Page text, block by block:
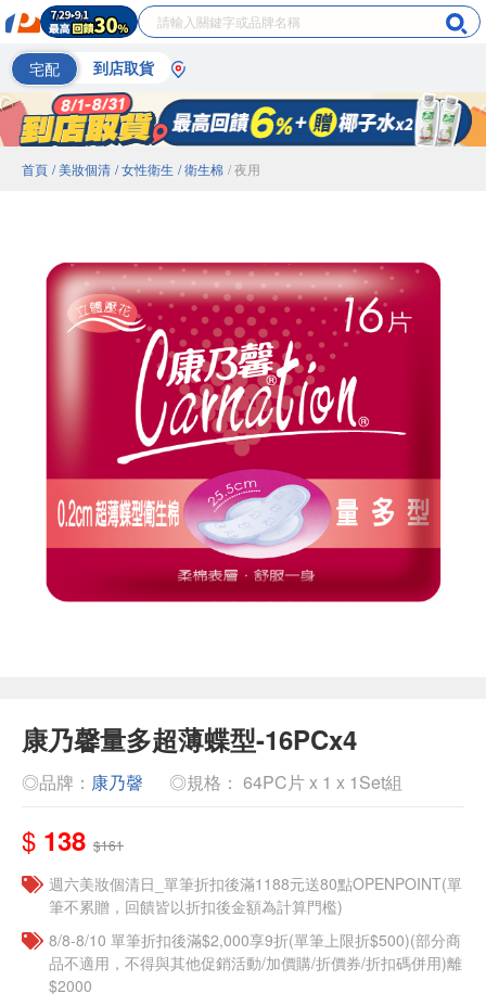
宅配 到店取貨
首頁 / 美妝個清 / 女性衛生 / 衛生棉 / 夜用
康乃馨量多超薄蝶型-16PCx4
◎品牌： 康乃韾 ◎規格： 64PC片 x 1 x 1Set組
$ 138 $161
週六美妝個清日_單筆折扣後滿1188元送80點OPENPOINT(單
筆不累贈，回饋皆以折扣後金額為計算門檻)
8/8-8/10 單筆折扣後滿$2,000享9折(單筆上限折$500)(部分商
品不適用，不得與其他促銷活動/加價購/折價券/折扣碼併用)離
$2000